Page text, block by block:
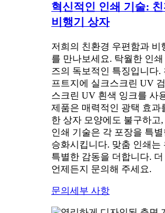
혁신적인 인쇄 기술:
비행기 상자
저희의 친환경 우편함과 비
를 만나보세요. 탁월한 인쇄
즈의 독보적인 특징입니다.
프트지에 실크스크린 UV
스크린 UV 흰색 잉크를 사
제품은 매력적인 광택 효과
한 상자 모양에도 불구하고
인쇄 기술은 각 포장을 특
승화시킵니다. 맞춤 인쇄는
특별한 감동을 더합니다.
언제든지 문의해 주세요.
문의 세부 사항